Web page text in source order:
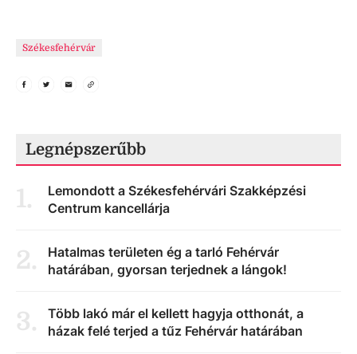
Székesfehérvár
Legnépszerűbb
1.
Lemondott a Székesfehérvári Szakképzési
Centrum kancellárja
2.
Hatalmas területen ég a tarló Fehérvár
határában, gyorsan terjednek a lángok!
3.
Több lakó már el kellett hagyja otthonát, a
házak felé terjed a tűz Fehérvár határában